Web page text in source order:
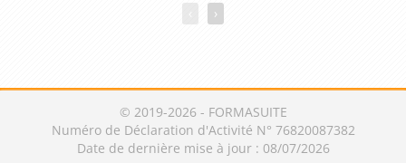
›
© 2019-2026 - FORMASUITE
Numéro de Déclaration d'Activité N° 76820087382
Date de dernière mise à jour : 08/07/2026